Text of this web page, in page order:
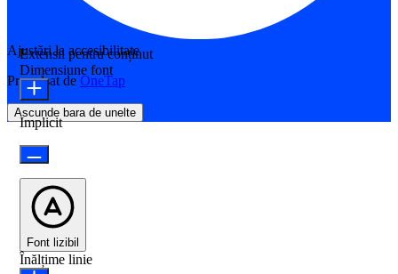
Ajustări la accesibilitate
Propulsat de OneTap
Ascunde bara de unelte
Extensii pentru conținut
Dimensiune font
Implicit
Font lizibil
Înălțime linie